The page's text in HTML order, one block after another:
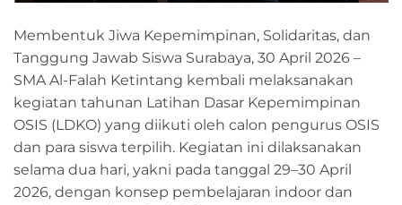
Membentuk Jiwa Kepemimpinan, Solidaritas, dan
Tanggung Jawab Siswa Surabaya, 30 April 2026 –
SMA Al-Falah Ketintang kembali melaksanakan
kegiatan tahunan Latihan Dasar Kepemimpinan
OSIS (LDKO) yang diikuti oleh calon pengurus OSIS
dan para siswa terpilih. Kegiatan ini dilaksanakan
selama dua hari, yakni pada tanggal 29–30 April
2026, dengan konsep pembelajaran indoor dan